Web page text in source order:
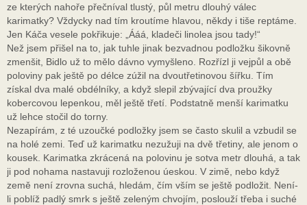
ze kterých nahoře přečníval tlustý, půl metru dlouhý válec
karimatky? Vždycky nad tím kroutíme hlavou, někdy i tiše reptáme.
Jen Káča vesele pokřikuje: „Ááá, kladeči linolea jsou tady!“
Než jsem přišel na to, jak tuhle jinak bezvadnou podložku šikovně
zmenšit, Bidlo už to mělo dávno vymyšleno. Rozřízl ji vejpůl a obě
poloviny pak ještě po délce zúžil na dvoutřetinovou šířku. Tím
získal dva malé obdélníky, a když slepil zbývající dva proužky
kobercovou lepenkou, měl ještě třetí. Podstatně menší karimatku
už lehce stočil do torny.
Nezapírám, z té uzoučké podložky jsem se často skulil a vzbudil se
na holé zemi. Teď už karimatku nezužuji na dvě třetiny, ale jenom o
kousek. Karimatka zkrácená na polovinu je sotva metr dlouhá, a tak
ji pod nohama nastavuji rozloženou úeskou. V zimě, nebo když
země není zrovna suchá, hledám, čím vším se ještě podložit. Není-
li poblíž padlý smrk s ještě zeleným chvojím, poslouží třeba i suché